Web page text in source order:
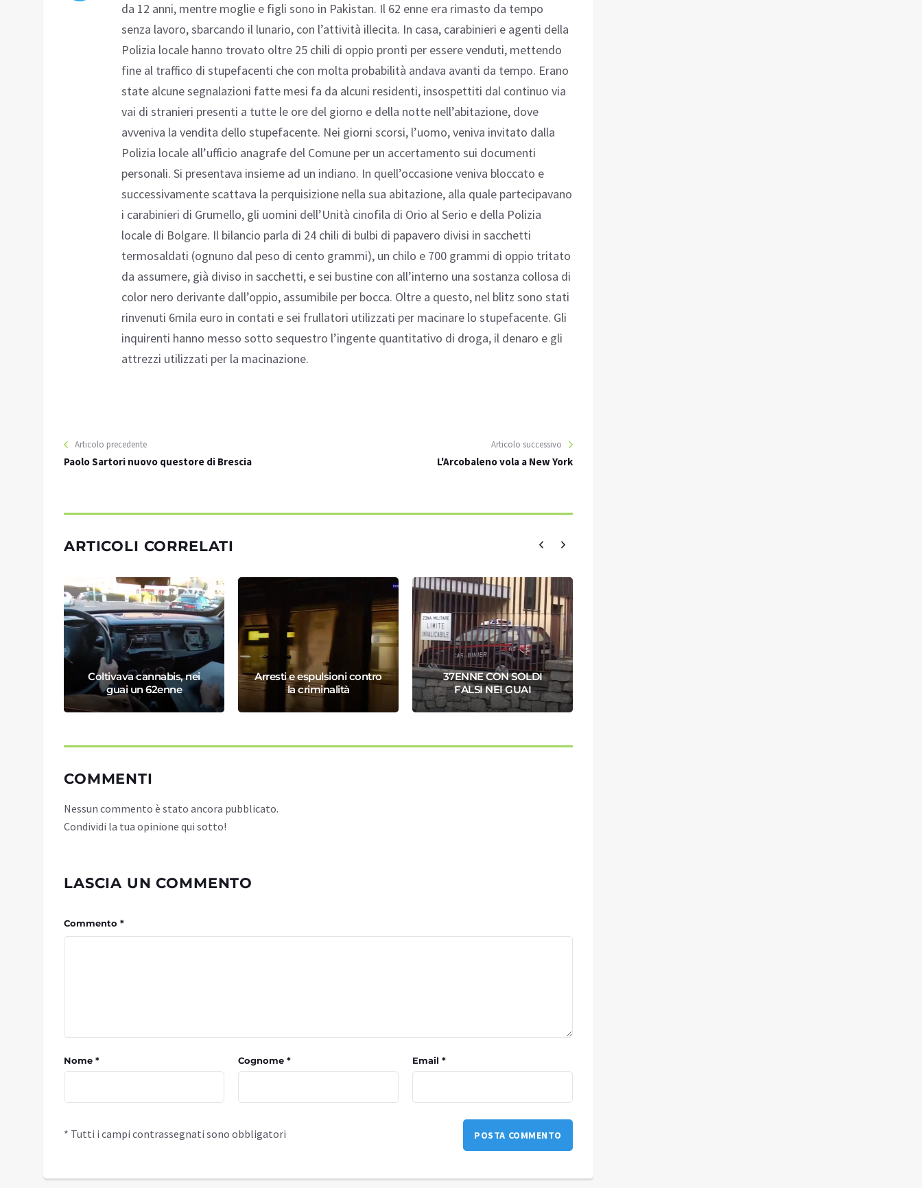
da 12 anni, mentre moglie e figli sono in Pakistan. Il 62 enne era rimasto da tempo
senza lavoro, sbarcando il lunario, con l’attività illecita. In casa, carabinieri e agenti della
Polizia locale hanno trovato oltre 25 chili di oppio pronti per essere venduti, mettendo
fine al traffico di stupefacenti che con molta probabilità andava avanti da tempo. Erano
state alcune segnalazioni fatte mesi fa da alcuni residenti, insospettiti dal continuo via
vai di stranieri presenti a tutte le ore del giorno e della notte nell’abitazione, dove
avveniva la vendita dello stupefacente. Nei giorni scorsi, l’uomo, veniva invitato dalla
Polizia locale all’ufficio anagrafe del Comune per un accertamento sui documenti
personali. Si presentava insieme ad un indiano. In quell’occasione veniva bloccato e
successivamente scattava la perquisizione nella sua abitazione, alla quale partecipavano
i carabinieri di Grumello, gli uomini dell’Unità cinofila di Orio al Serio e della Polizia
locale di Bolgare. Il bilancio parla di 24 chili di bulbi di papavero divisi in sacchetti
termosaldati (ognuno dal peso di cento grammi), un chilo e 700 grammi di oppio tritato
da assumere, già diviso in sacchetti, e sei bustine con all’interno una sostanza collosa di
color nero derivante dall’oppio, assumibile per bocca. Oltre a questo, nel blitz sono stati
rinvenuti 6mila euro in contati e sei frullatori utilizzati per macinare lo stupefacente. Gli
inquirenti hanno messo sotto sequestro l’ingente quantitativo di droga, il denaro e gli
attrezzi utilizzati per la macinazione.
Articolo precedente
Paolo Sartori nuovo questore di Brescia
Articolo successivo
L'Arcobaleno vola a New York
ARTICOLI CORRELATI
Coltivava cannabis, nei
guai un 62enne
Arresti e espulsioni contro
la criminalità
37ENNE CON SOLDI
FALSI NEI GUAI
COMMENTI
Nessun commento è stato ancora pubblicato.
Condividi la tua opinione qui sotto!
LASCIA UN COMMENTO
Commento *
Nome * Cognome * Email *
* Tutti i campi contrassegnati sono obbligatori